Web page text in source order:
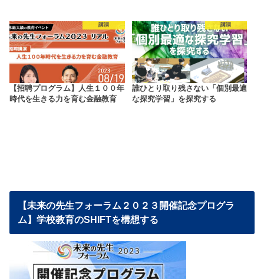
講演
【招聘プログラム】人生１００年
時代を生きる力を育む金融教育
講演
誰ひとり取り残さない「個別最適
な探究学習」を探究する
【未来の先生フォーラム２０２３開催記念プログラ
ム】学校教育のSHIFTを構想する